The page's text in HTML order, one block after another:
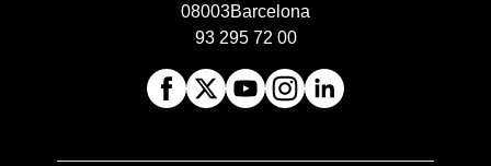
08003Barcelona
93 295 72 00